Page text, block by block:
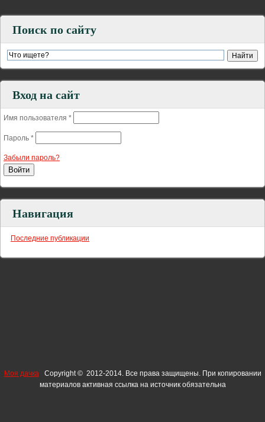
Поиск по сайту
Вход на сайт
Имя пользователя *
Пароль *
Забыли пароль?
Навигация
Последние публикации
Моя дачка
Copyright © 2012-2014. Все права защищены. При копировании
материалов активная ссылка на источник обязательна